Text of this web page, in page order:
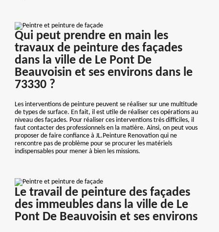
Qui peut prendre en main les
travaux de peinture des façades
dans la ville de Le Pont De
Beauvoisin et ses environs dans le
73330 ?
Les interventions de peinture peuvent se réaliser sur une multitude
de types de surface. En fait, il est utile de réaliser ces opérations au
niveau des façades. Pour réaliser ces interventions très difficiles, il
faut contacter des professionnels en la matière. Ainsi, on peut vous
proposer de faire confiance à JL.Peinture Renovation qui ne
rencontre pas de problème pour se procurer les matériels
indispensables pour mener à bien les missions.
Le travail de peinture des façades
des immeubles dans la ville de Le
Pont De Beauvoisin et ses environs